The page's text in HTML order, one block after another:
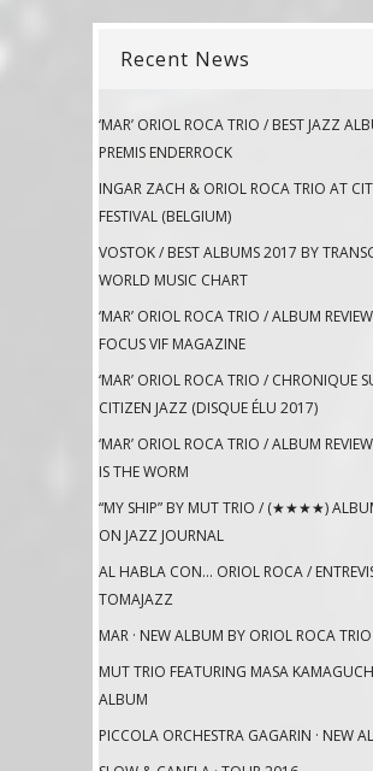
Recent News
‘MAR’ ORIOL ROCA TRIO / BEST JAZZ
PREMIS ENDERROCK
INGAR ZACH & ORIOL ROCA TRIO AT
FESTIVAL (BELGIUM)
VOSTOK / BEST ALBUMS 2017 BY
WORLD MUSIC CHART
‘MAR’ ORIOL ROCA TRIO / ALBUM
FOCUS VIF MAGAZINE
‘MAR’ ORIOL ROCA TRIO / CHRONIQUE
CITIZEN JAZZ (DISQUE ÉLU 2017)
‘MAR’ ORIOL ROCA TRIO / ALBUM
IS THE WORM
“MY SHIP” BY MUT TRIO / (★★★★)
ON JAZZ JOURNAL
AL HABLA CON… ORIOL ROCA /
TOMAJAZZ
MAR · NEW ALBUM BY ORIOL ROCA TRIO
MUT TRIO FEATURING MASA
ALBUM
PICCOLA ORCHESTRA GAGARIN · NEW